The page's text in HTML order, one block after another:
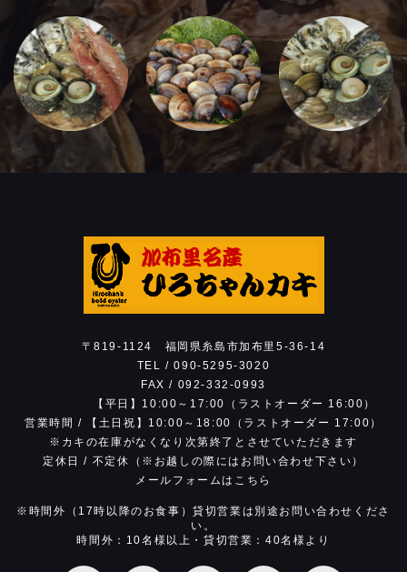
お問い合わせ・ご予約はこちらへ！
090-5295-3020
※時間外（17時以降のお食事）貸切営業は別途お問い合わせ
ください。
時間外：10名様以上・貸切営業：40名様より
【平日】10:00～17:00（ラストオーダー 1
6:00）
【土日祝】10:00～18:00（ラストオーダー
17:00）
態です。時間をおいておかけ直しください。
〒819-1124 福岡県糸島市加布里5-36-14
TEL /090-5295-3020
FAX / 092-332-0993
営業時間 /
【平日】10:00～17:00（ラストオーダー 16:00）
【土日祝】10:00～18:00（ラストオーダー 17:00）
※カキの在庫がなくなり次第終了とさせていただきます
定休日 / 不定休（※お越しの際にはお問い合わせ下さい）
メールフォームはこちら
※時間外（17時以降のお食事）貸切営業は別途お問い合わせくださ
い。
時間外：10名様以上・貸切営業：40名様より